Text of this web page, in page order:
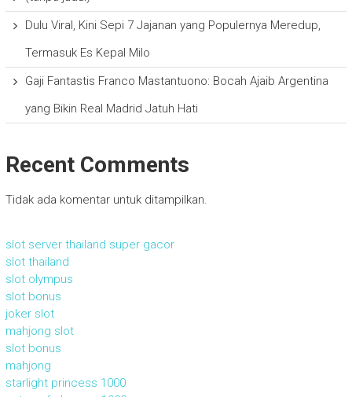
Dulu Viral, Kini Sepi 7 Jajanan yang Populernya Meredup,
Termasuk Es Kepal Milo
Gaji Fantastis Franco Mastantuono: Bocah Ajaib Argentina
yang Bikin Real Madrid Jatuh Hati
Recent Comments
Tidak ada komentar untuk ditampilkan.
slot server thailand super gacor
slot thailand
slot olympus
slot bonus
joker slot
mahjong slot
slot bonus
mahjong
starlight princess 1000